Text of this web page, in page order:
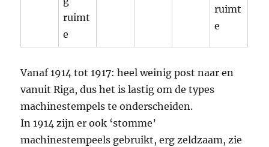
ruimt
e
ruimt
e
Vanaf 1914 tot 1917: heel weinig post naar en
vanuit Riga, dus het is lastig om de types
machinestempels te onderscheiden.
In 1914 zijn er ook ‘stomme’
machinestempeels gebruikt, erg zeldzaam, zie